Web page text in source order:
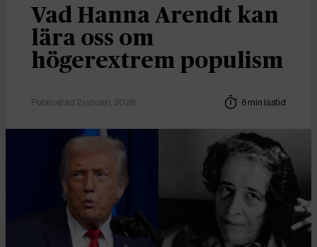
Vad Hanna Arendt kan
lära oss om
högerextrem populism
Publicerad 2 januari, 2026 6 min lästid